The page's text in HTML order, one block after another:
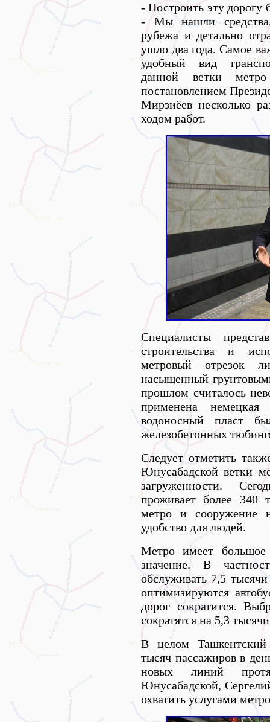
- Построить эту дорогу
- Мы нашли средства,
рубежа и детально
ушло два года. Самое
удобный вид
данной ветки
постановлением
Мирзиёев несколько
ходом работ.
Специалисты
строительства и
метровый отрезок
насыщенный
прошлом считалось
применена немецкая
водоносный пласт
железобетонных
Следует отметить
Юнусабадской ветки
загруженности.
проживает более 340
метро и сооружение
удобство для людей.
Метро имеет большое
значение. В
обслуживать 7,5
оптимизируются
дорог сократится.
сократятся на 5,3
В целом Ташкентский
тысяч пассажиров в
новых линий
Юнусабадской,
охватить услугами